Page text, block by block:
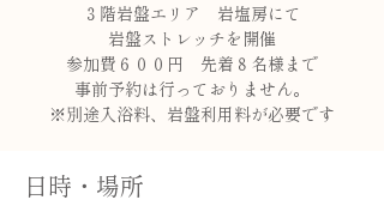
３階岩盤エリア 岩塩房にて
岩盤ストレッチを開催
参加費６００円 先着８名様まで
事前予約は行っておりません。
※別途入浴料、岩盤利用料が必要です
日時・場所